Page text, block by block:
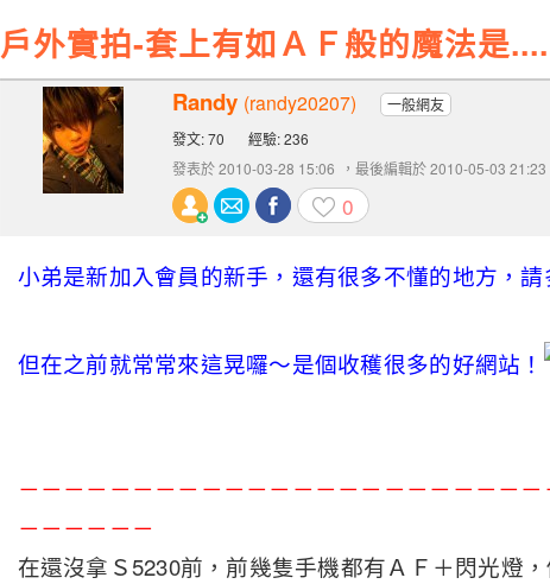
戶外實拍-套上有如ＡＦ般的魔法是
Randy (randy20207)
一般網友
發文: 70
經驗: 236
發表於 2010-03-28 15:06
，最後編輯於 2010-05-03 21:23
0
小弟是新加入會員的新手，還有很多不懂的地方，請
但在之前就常常來這晃囉～是個收穫很多的好網站！
－－－－－－－－－－－－－－－－－－－－－－
－－－－－－
在還沒拿Ｓ5230前，前幾隻手機都有ＡＦ＋閃光燈